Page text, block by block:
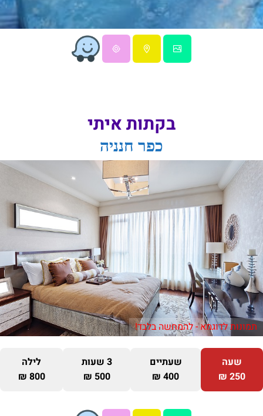
בקתות איתי
כפר חנניה
תמונות לדוגמא - להמחשה בלבד!
שעה
250 ₪
שעתיים
400 ₪
3 שעות
500 ₪
לילה
800 ₪